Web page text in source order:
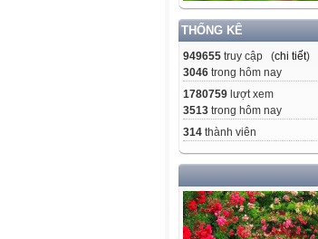
THỐNG KÊ
949655 truy cập (chi tiết)
3046 trong hôm nay
1780759 lượt xem
3513 trong hôm nay
314 thành viên